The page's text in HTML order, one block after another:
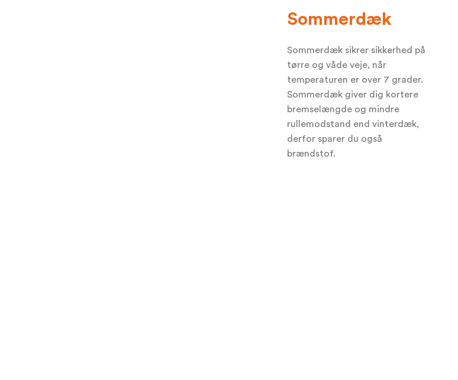
Sommerdæk
Sommerdæk sikrer sikkerhed på
tørre og våde veje, når
temperaturen er over 7 grader.
Sommerdæk giver dig kortere
bremselængde og mindre
rullemodstand end vinterdæk,
derfor sparer du også
brændstof.